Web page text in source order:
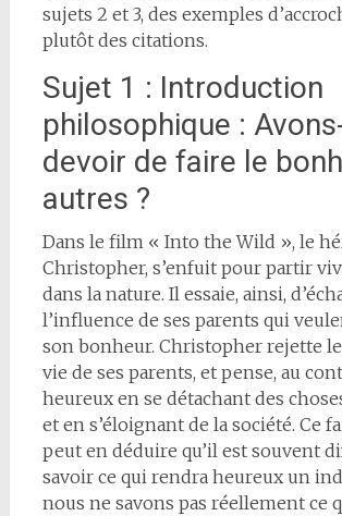
sujets 2 et 3, des exemples
plutôt des citations.
Sujet 1 : Introduction
philosophique :
devoir de faire le
autres ?
Dans le film « Into the Wild », le
Christopher, s’enfuit pour partir
dans la nature. Il essaie, ainsi,
l’influence de ses parents qui
son bonheur. Christopher rejette
vie de ses parents, et pense, au
heureux en se détachant des
et en s’éloignant de la société. Ce
peut en déduire qu’il est souvent
savoir ce qui rendra heureux un
nous ne savons pas réellement ce